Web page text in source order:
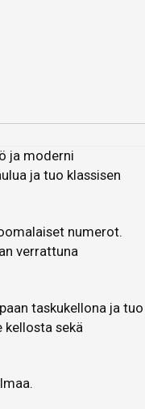
ja moderni
ja tuo klassisen
numerot.
verrattuna
taskukellona ja tuo
kellosta sekä